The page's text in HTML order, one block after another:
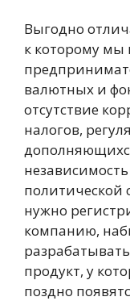
Выгодно
к которому мы
валютных и
отсутствие
налогов,
политической
нужно
компанию,
продукт, у
поздно